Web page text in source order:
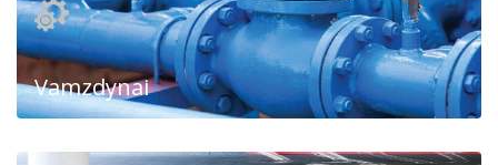
Vamzdynai